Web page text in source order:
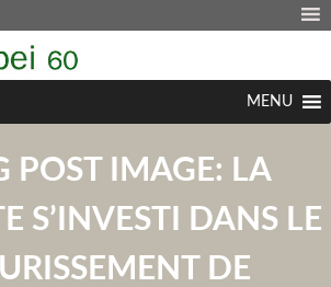
MENU
POST IMAGE: LA
S’INVESTI DANS LE
DE